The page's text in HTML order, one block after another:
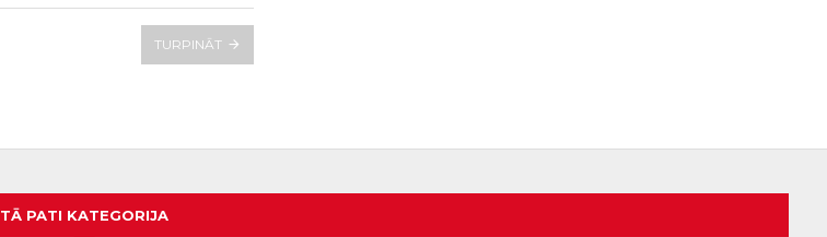
TURPINĀT
TĀ PATI KATEGORIJA